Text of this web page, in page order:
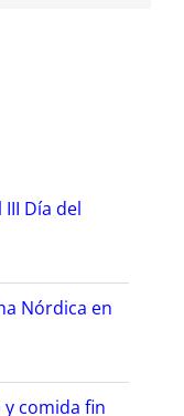
Día del
Nórdica en
comida fin